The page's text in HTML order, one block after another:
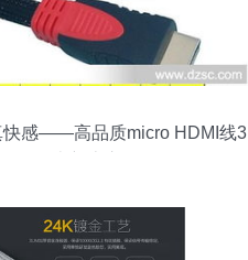
快感——高品质micro HDMI线3